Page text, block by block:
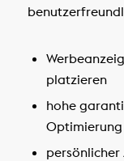
platzieren
hohe
Optimierung